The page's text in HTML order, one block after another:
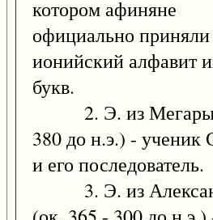
котором афиняне
официально приняли
ионийский алфавит
букв.
2. Э. из Мегары
380 до н.э.) - ученик
и его последователь.
3. Э. из